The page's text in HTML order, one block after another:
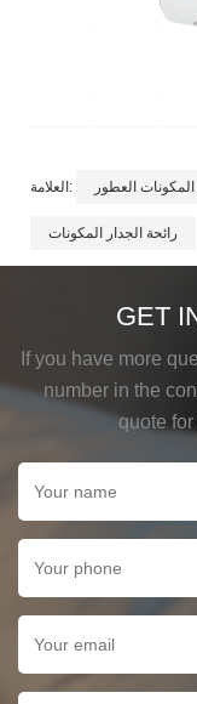
العلامة: المكونات العطور
رائحة الجدار المكونات
GET
If you have more
number in the
quote